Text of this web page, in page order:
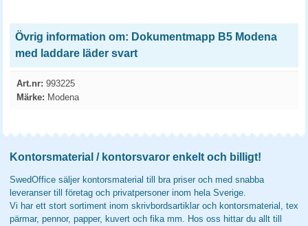
Övrig information om: Dokumentmapp B5 Modena
med laddare läder svart
Art.nr: 993225
Märke: Modena
Kontorsmaterial / kontorsvaror enkelt och billigt!
SwedOffice säljer kontorsmaterial till bra priser och med snabba
leveranser till företag och privatpersoner inom hela Sverige.
Vi har ett stort sortiment inom skrivbordsartiklar och kontorsmaterial, tex
pärmar, pennor, papper, kuvert och fika mm. Hos oss hittar du allt till